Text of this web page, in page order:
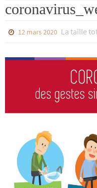
12 mars 2020 La taille